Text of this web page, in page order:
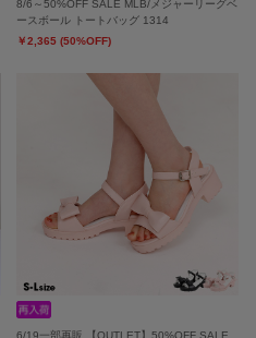
8/6～50%OFF SALE MLB/メジャーリーグベ
ースボール トートバッグ 1314
￥2,365 (50%OFF)
6/19一部再販 【OUTLET】50%OFF SALE